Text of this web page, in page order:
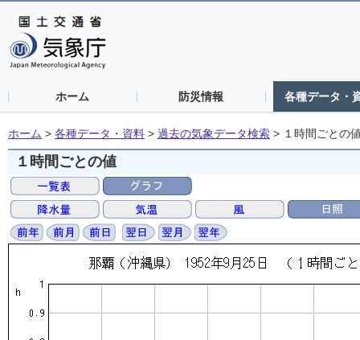
ホーム 防災情報 各種データ・
ホーム > 各種データ・資料 > 過去の気象データ検索 > １時間ごとの
１時間ごとの値